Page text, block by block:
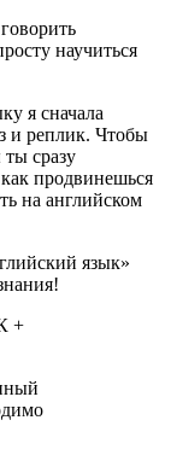
научиться
я сначала
и реплик. Чтобы
сразу
продвинешься
на английском
язык»
+